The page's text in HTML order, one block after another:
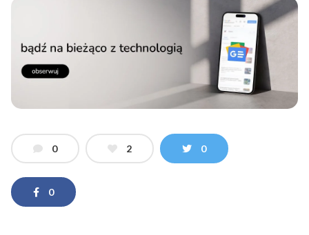
0 2 0
0